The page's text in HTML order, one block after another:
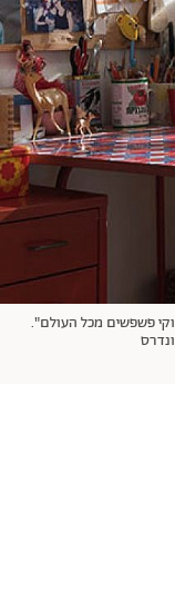
פשפשים מכל העולם".